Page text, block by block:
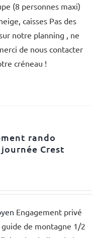
(8 personnes maxi)
caisses Pas des
notre planning , ne
de nous contacter
créneau !
rando
Crest
Engagement privé
de montagne 1/2